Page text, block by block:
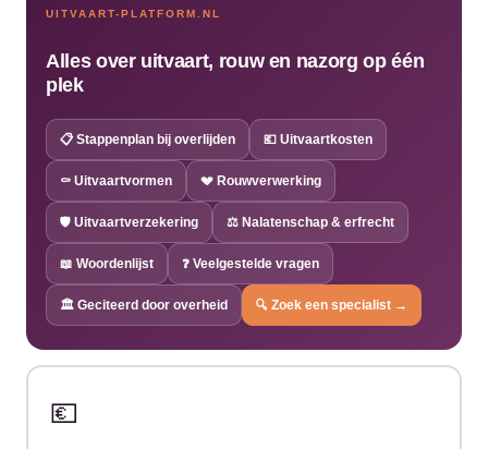
UITVAART-PLATFORM.NL
Alles over uitvaart, rouw en nazorg op één
plek
📋 Stappenplan bij overlijden 💶 Uitvaartkosten
⚰️ Uitvaartvormen 💔 Rouwverwerking
🛡️ Uitvaartverzekering ⚖️ Nalatenschap & erfrecht
📖 Woordenlijst ❓ Veelgestelde vragen
🏛️ Geciteerd door overheid 🔍 Zoek een specialist →
💶